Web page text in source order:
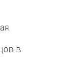
в